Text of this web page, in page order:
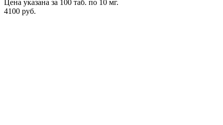
Цена указана за 100 таб. по 10 мг.
4100 руб.